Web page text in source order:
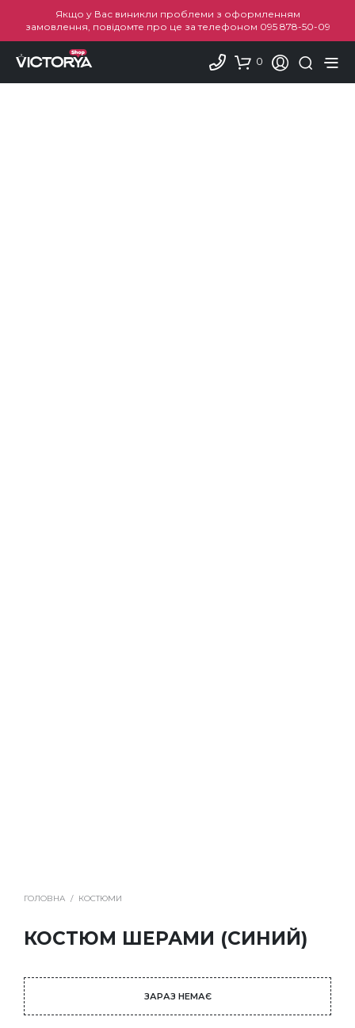
Якщо у Вас виникли проблеми з оформленням
замовлення, повідомте про це за телефоном 095 878-50-09
0
ГОЛОВНА / КОСТЮМИ
КОСТЮМ ШЕРАМИ (СИНИЙ)
ЗАРАЗ НЕМАЄ